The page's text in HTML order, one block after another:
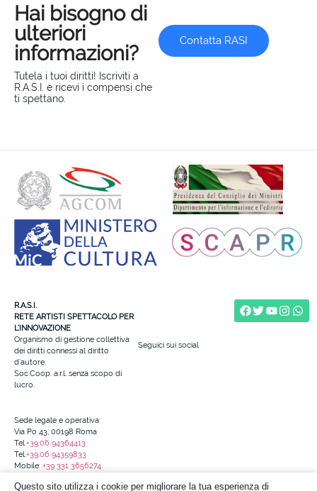
Hai bisogno di
ulteriori
informazioni?
Tutela i tuoi diritti! Iscriviti a
R.A.S.I. e ricevi i compensi che
ti spettano.
Contatta RASI
R.A.S.I.
RETE ARTISTI SPETTACOLO PER
L’INNOVAZIONE
Organismo di gestione collettiva
dei diritti connessi al diritto
d’autore.
Soc.Coop. a.r.l. senza scopo di
lucro.
Seguici sui social
Sede legale e operativa:
Via Po 43, 00198 Roma
Tel.+39.06 94364413
Tel.+39.06 94359833
Mobile: +39 331 3656274
Questo sito utilizza i cookie per migliorare la tua esperienza di